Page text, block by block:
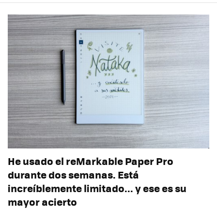
He usado el reMarkable Paper Pro
durante dos semanas. Está
increíblemente limitado... y ese es su
mayor acierto